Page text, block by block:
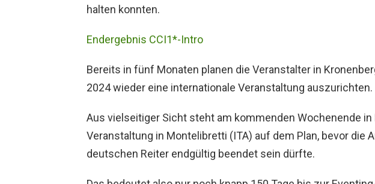
halten konnten.
Endergebnis CCI1*-Intro
Bereits in fünf Monaten planen die Veranstalter in
2024 wieder eine internationale Veranstaltung auszurichten.
Aus vielseitiger Sicht steht am kommenden Wochenende in
Veranstaltung in Montelibretti (ITA) auf dem Plan, bevor die
deutschen Reiter endgültig beendet sein dürfte.